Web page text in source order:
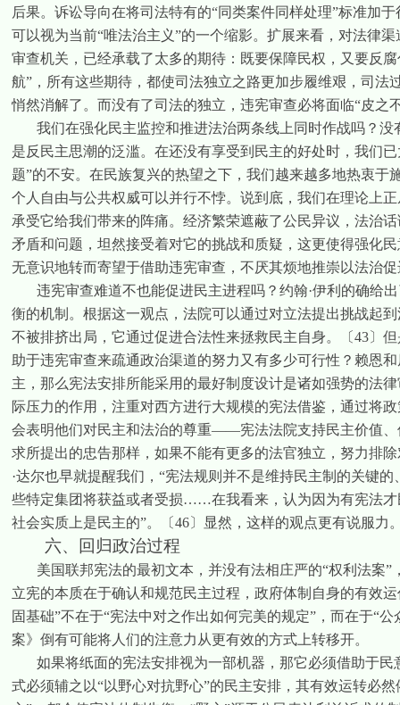
后果。诉讼导向在将司法特有的“同类案件同样处理”标准加
可以视为当前“唯法治主义”的一个缩影。扩展来看，对法律
审查机关，已经承载了太多的期待：既要保障民权，又要反
航”，所有这些期待，都使司法独立之路更加步履维艰，司
悄然消解了。而没有了司法的独立，违宪审查必将面临“皮之
我们在强化民主监控和推进法治两条线上同时作战吗？没
是反民主思潮的泛滥。在还没有享受到民主的好处时，我们
题”的不安。在民族复兴的热望之下，我们越来越多地热衷
个人自由与公共权威可以并行不悖。说到底，我们在理论
承受它给我们带来的阵痛。经济繁荣遮蔽了公民异议，法治
矛盾和问题，坦然接受着对它的挑战和质疑，这更使得强化
无意识地转而寄望于借助违宪审查，不厌其烦地推崇以法治
违宪审查难道不也能促进民主进程吗？约翰·伊利的确给
衡的机制。根据这一观点，法院可以通过对立法提出挑战起
不被排挤出局，它通过促进合法性来拯救民主自身。
〔43〕 但
助于违宪审查来疏通政治渠道的努力又有多少可行性？赖恩
主，那么宪法安排所能采用的最好制度设计是诸如强势的法
际压力的作用，注重对西方进行大规模的宪法借鉴，通过将
会表明他们对民主和法治的尊重——宪法法院支持民主价值
求所提出的忠告那样，如果不能有更多的法官独立，努力排
·达尔也早就提醒我们，“宪法规则并不是维持民主制的关键
些特定集团将获益或者受损……在我看来，认为因为有宪法
社会实质上是民主的”。
〔46〕 显然，这样的观点更有说服力
六、回归政治过程
美国联邦宪法的最初文本，并没有法相庄严的“权利法案
立宪的本质在于确认和规范民主过程，政府体制自身的有效
固基础”不在于“宪法中对之作出如何完美的规定”，而在于“
案》倒有可能将人们的注意力从更有效的方式上转移开。
如果将纸面的宪法安排视为一部机器，那它必须借助于
式必须辅之以“以野心对抗野心”的民主安排，其有效运转必